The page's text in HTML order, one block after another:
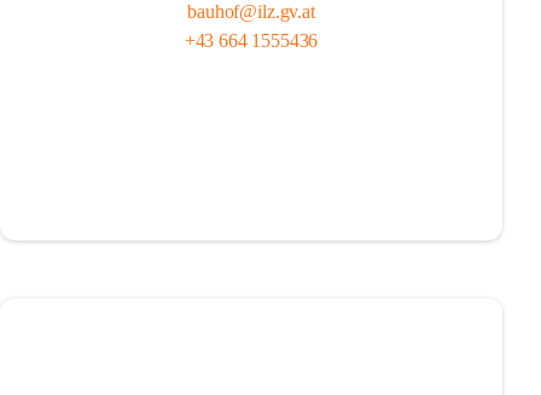
bauhof@ilz.gv.at
+43 664 1555436